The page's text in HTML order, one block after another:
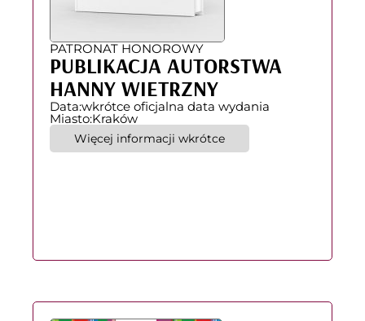
PATRONAT HONOROWY
PUBLIKACJA AUTORSTWA
HANNY WIETRZNY
Data:wkrótce oficjalna data wydania
Miasto:Kraków
Więcej informacji wkrótce